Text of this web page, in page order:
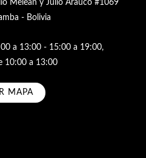
Meleán y Julio Arauco #1069
- Bolivia
a 13:00 - 15:00 a 19:00,
10:00 a 13:00
MAPA